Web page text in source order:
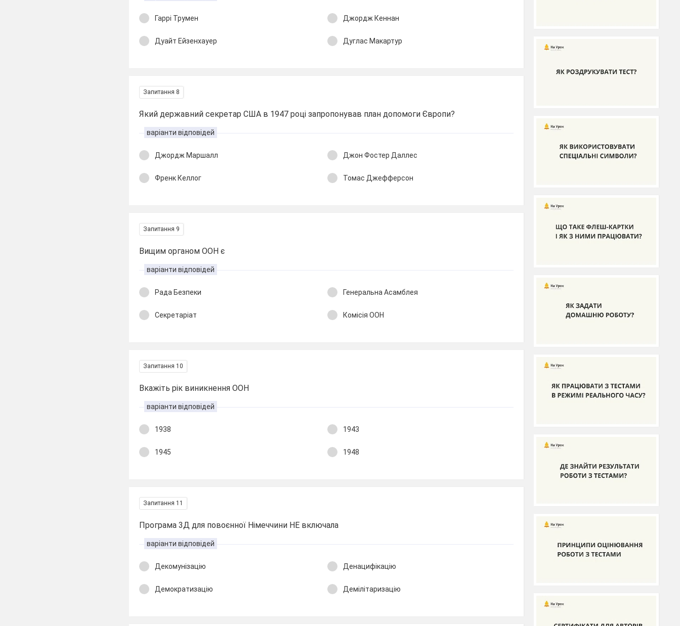
Гаррі Трумен Джордж Кеннан
Дуайт Ейзенхауер Дуглас Макартур
Запитання 8
Який державний секретар США в 1947 році запропонував план допомоги Європи?
варіанти відповідей
Джордж Маршалл Джон Фостер Даллес
Френк Келлог Томас Джефферсон
Запитання 9
Вищим органом ООН є
варіанти відповідей
Рада Безпеки Генеральна Асамблея
Секретаріат Комісія ООН
Запитання 10
Вкажіть рік виникнення ООН
варіанти відповідей
1938 1943
1945 1948
Запитання 11
Програма 3Д для повоєнної Німеччини НЕ включала
варіанти відповідей
Декомунізацію Денацифікацію
Демократизацію Демілітаризацію